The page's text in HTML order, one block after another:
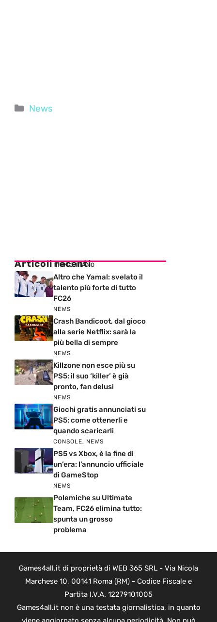
Categorie
News
Articoli recenti
PRIMO PIANO
Altro che Yamal: svelato il
talento più forte di tutto
FC26
NEWS
Crash Bandicoot, dal gioco
alla serie Netflix: sarà la
più bella di sempre
NEWS
Killzone non esce più su
PS5: il suo ‘killer’ è già
pronto, fan delusi
NEWS
Giochi gratis annunciati su
PS5: come ottenerli e
quando scaricarli
CONSOLE, NEWS
PS5 vs Xbox, è la fine di
un’era: l’annuncio ufficiale
di GameStop
NEWS
Polemiche su Ultimate
Team, FC26 elimina tutto:
spunta un grosso
problema
Games4all.it di proprietà di WEB 365 SRL - Via Nicola
Marchese 10, 00141 Roma (RM) - Codice Fiscale e
Partita I.V.A. 12279101005
Games4all.it non è una testata giornalistica, in quanto